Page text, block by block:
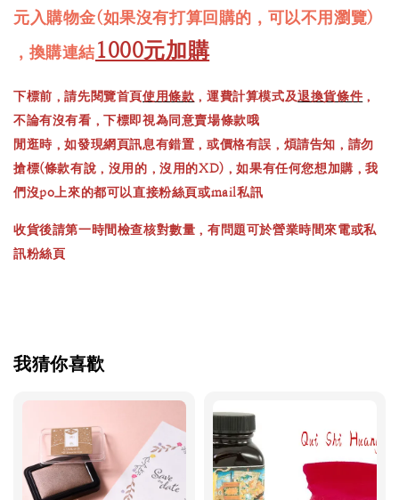
元入購物金(如果沒有打算回購的，可以不用瀏覽)
，換購連結1000元加購
下標前，請先閱覽首頁使用條款 ，運費計算模式及退換貨條件 ，
不論有沒有看，下標即視為同意賣場條款哦
閒逛時，如發現網頁訊息有錯置，或價格有誤，煩請告知，請勿
搶標(條款有說，沒用的，沒用的XD)，如果有任何您想加購，我
們沒po上來的都可以直接粉絲頁或mail私訊
收貨後請第一時間檢查核對數量，有問題可於營業時間來電或私
訊粉絲頁
我猜你喜歡